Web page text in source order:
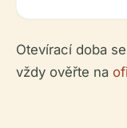
Otevírací doba
vždy ověřte na